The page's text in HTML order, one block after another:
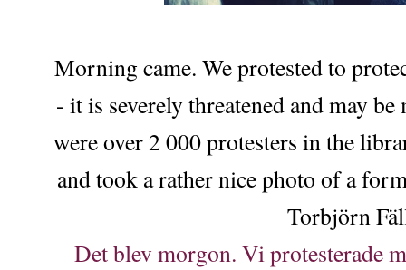
Morning came. We protested to
- it is severely threatened and may
were over 2 000 protesters in the
and took a rather nice photo of a
Torbjörn
Det blev morgon. Vi protesterade